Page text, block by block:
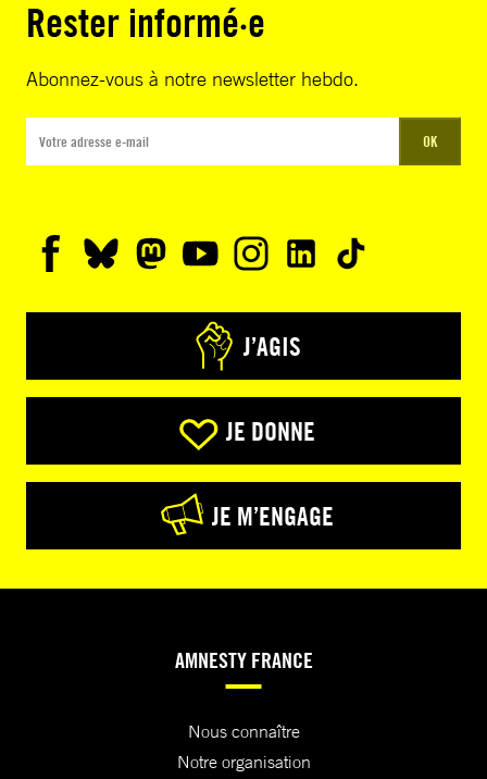
Rester informé·e
Abonnez-vous à notre newsletter hebdo.
OK
J’AGIS
JE DONNE
JE M’ENGAGE
AMNESTY FRANCE
Nous connaître
Notre organisation